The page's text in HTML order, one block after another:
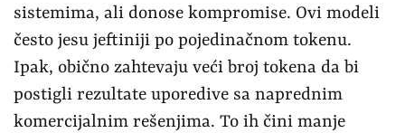
sistemima, ali donose kompromise. Ovi modeli
često jesu jeftiniji po pojedinačnom tokenu.
Ipak, obično zahtevaju veći broj tokena da bi
postigli rezultate uporedive sa naprednim
komercijalnim rešenjima. To ih čini manje